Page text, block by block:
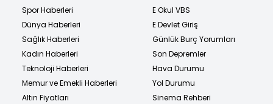
Spor Haberleri
Dünya Haberleri
Sağlık Haberleri
Kadın Haberleri
Teknoloji Haberleri
Memur ve Emekli Haberleri
Altın Fiyatları
E Okul VBS
E Devlet Giriş
Günlük Burç Yorumları
Son Depremler
Hava Durumu
Yol Durumu
Sinema Rehberi